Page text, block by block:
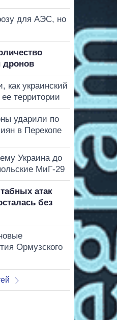
для АЭС, но
дронов
как украинский
территории
ударили по
в Перекопе
Украина до
МиГ-29
атак
без
Ормузского